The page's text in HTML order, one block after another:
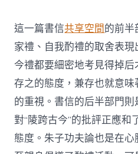
這一篇書信共享空間的前半
家禮、自我酌禮的取舍表現
今禮都要細密地考見得掉
存之的態度，兼存也就意
的重視。書信的后半部門
對“陵跨古今”的批評正應
態度。朱子功夫論也是在